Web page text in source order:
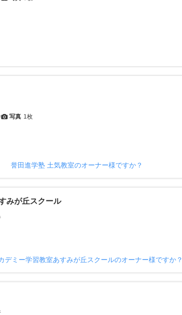
写真 1枚
誉田進学塾 土気教室のオーナー様ですか？
みが丘スクール
デミー学習教室あすみが丘スクールのオーナー様ですか？